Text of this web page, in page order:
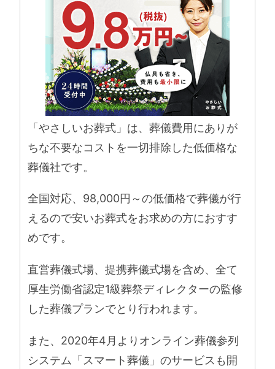
「やさしいお葬式」は、葬儀費用にありが
ちな不要なコストを一切排除した低価格な
葬儀社です。
全国対応、98,000円～の低価格で葬儀が行
えるので安いお葬式をお求めの方におすす
めです。
直営葬儀式場、提携葬儀式場を含め、全て
厚生労働省認定1級葬祭ディレクターの監修
した葬儀プランでとり行われます。
また、2020年4月よりオンライン葬儀参列
システム「スマート葬儀」のサービスも開